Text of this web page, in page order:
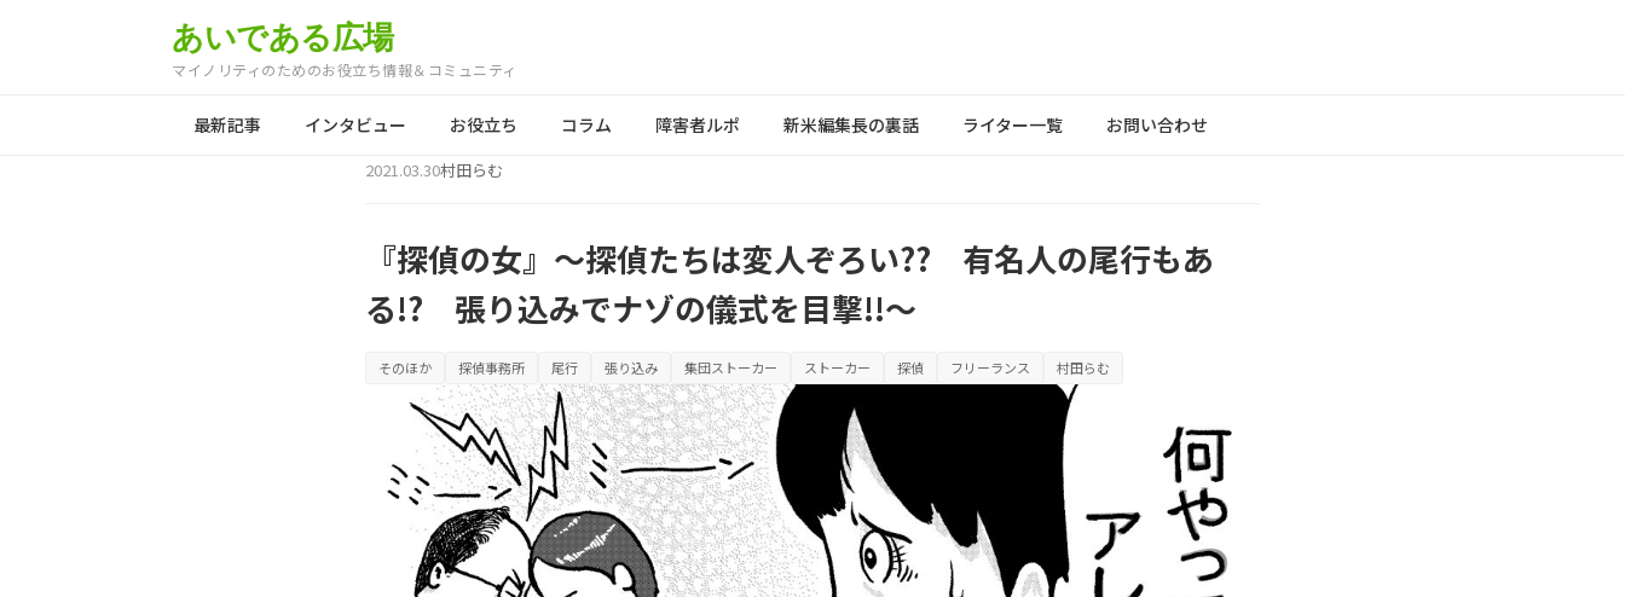
あいである広場
マイノリティのためのお役立ち情報＆コミュニティ
最新記事 インタビュー お役立ち コラム 障害者ルポ 新米編集長の裏話 ライター一覧 お問い合わせ
2021.03.30村田らむ
『探偵の女』～探偵たちは変人ぞろい?? 有名人の尾行もあ
る!? 張り込みでナゾの儀式を目撃!!～
そのほか 探偵事務所 尾行 張り込み 集団ストーカー ストーカー 探偵 フリーランス 村田らむ